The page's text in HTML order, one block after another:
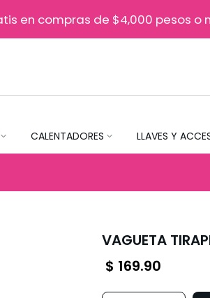
en compras de $4,000 pesos o
CALENTADORES LLAVES Y
VAGUETA
$ 169.90